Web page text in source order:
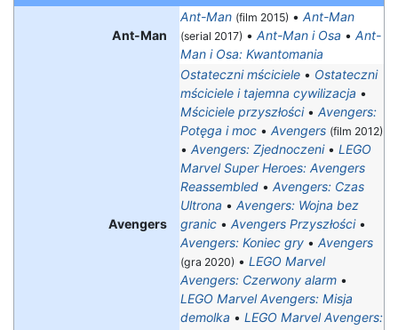
Ant-Man
Ant-Man (film 2015) • Ant-Man
(serial 2017) • Ant-Man i Osa • Ant-
Man i Osa: Kwantomania
Avengers
Ostateczni mściciele • Ostateczni
mściciele i tajemna cywilizacja •
Mściciele przyszłości• Avengers:
Potęga i moc • Avengers (film 2012)
• Avengers: Zjednoczeni• LEGO
Marvel Super Heroes: Avengers
Reassembled • Avengers: Czas
Ultrona • Avengers: Wojna bez
granic • Avengers Przyszłości•
Avengers: Koniec gry • Avengers
(gra 2020) • LEGO Marvel
Avengers: Czerwony alarm •
LEGO Marvel Avengers: Misja
demolka • LEGO Marvel Avengers: